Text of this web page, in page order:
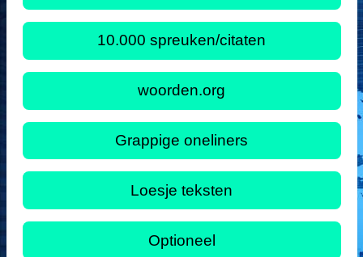
10.000 spreuken/citaten
woorden.org
Grappige oneliners
Loesje teksten
Optioneel